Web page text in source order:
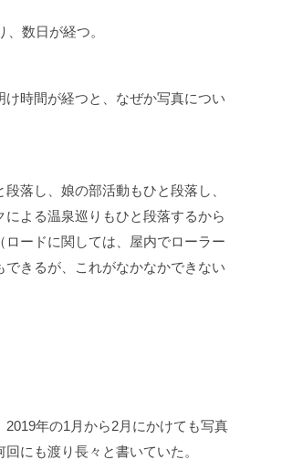
、数日が経つ。
け時間が経つと、なぜか写真につい
段落し、娘の部活動もひと段落し、
による温泉巡りもひと段落するから
ロードに関しては、屋内でローラー
できるが、これがなかなかできない
2019年の1月から2月にかけても写真
回にも渡り長々と書いていた。